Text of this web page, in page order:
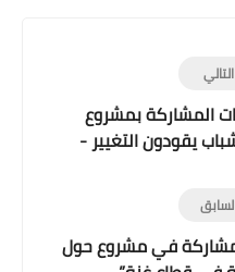
المشاركة بمشروع
يقودون التغيير -
في مشروع حول